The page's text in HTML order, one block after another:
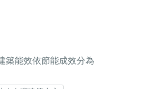
築能效依節能成效分為